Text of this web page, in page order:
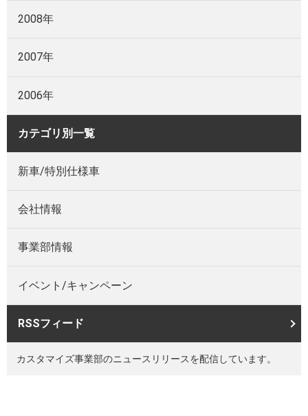
2008年
2007年
2006年
カテゴリ別一覧
新車/特別仕様車
会社情報
事業部情報
イベント/キャンペーン
RSSフィード
カスタマイズ事業部のニュースリリースを配信しています。